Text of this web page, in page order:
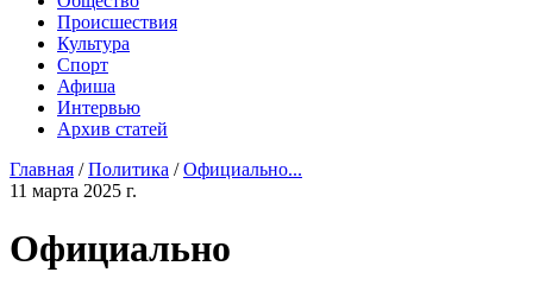
Проиcшествия
Культура
Спорт
Афиша
Интервью
Архив статей
Главная /Политика /Официально...
11 марта 2025 г.
Официально